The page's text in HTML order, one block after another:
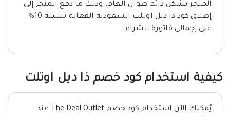
المتجر بشكل دائم طوال العام، وذلك ما دفع المتجر إلى
إطلاق كود ذا ديل اوتلت السعودية الفعالة بنسبة 10%
على إجمالي فاتورة الشراء.
كيفية استخدام كود خصم ذا ديل اوتلت
يُمكنك الآن استخدام كود خصم The Deal Outlet عند